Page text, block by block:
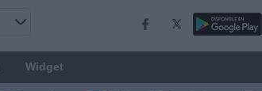
Widget